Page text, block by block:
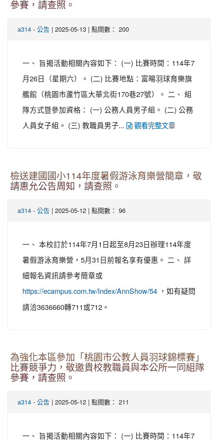
參賽，請查照。
a314 - 公告 | 2025-05-13 | 點閱數： 200
一、 旨揭活動相關內容如下： (一) 比賽時間：114年7
月26日（星期六）。 (二) 比賽地點：富暘羽球育樂旗
艦館（桃園市蘆竹區大華北街170巷27號）。 二、 組
隊方式暨參加資格： (一) 公務人員男子組。 (二) 公務
人員女子組。 (三) 教職員男子...
觀看完整文章
檢送建國國小114年度暑假游泳育樂營簡章，敬
請惠允公告周知，請查照。
a314 - 公告 | 2025-05-12 | 點閱數： 96
一、 本校訂於114年7月1日起至8月23日辦理114年度
暑假游泳育樂營，5月31日前報名享有優惠。 二、 詳
細報名資訊請參考簡章或
https://ecampus.com.tw/Index/AnnShow/54
，如有疑問
請洽3636660轉711或712。
為強化本區參加「桃園市公教人員羽球錦標賽」
比賽競爭力，敬邀貴校教職員與本公所一同組隊
參賽，請查照。
a314 - 公告 | 2025-05-12 | 點閱數： 211
一、 旨揭活動相關內容如下： (一) 比賽時間：114年7